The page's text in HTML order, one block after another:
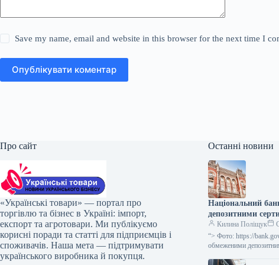
Save my name, email and website in this browser for the next time I
Опублікувати коментар
Про сайт
«Українські товари» — портал про
торгівлю та бізнес в Україні: імпорт,
експорт та агротовари. Ми публікуємо
корисні поради та статті для підприємців і
споживачів. Наша мета — підтримувати
українського виробника й покупця.
Останні новини
Національний
депозитними
Килина Поліщук
“> Фото: https://
обмеженими